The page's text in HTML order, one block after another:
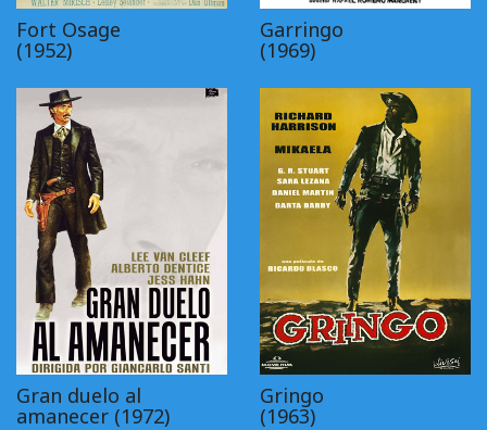
Fort Osage
(1952)
Garringo
(1969)
Gran duelo al
amanecer (1972)
Gringo
(1963)